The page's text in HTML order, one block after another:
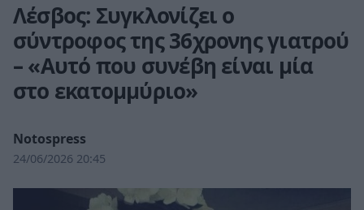
Λέσβος: Συγκλονίζει ο
σύντροφος της 36χρονης γιατρού
– «Αυτό που συνέβη είναι μία
στο εκατομμύριο»
Notospress
24/06/2026 20:45